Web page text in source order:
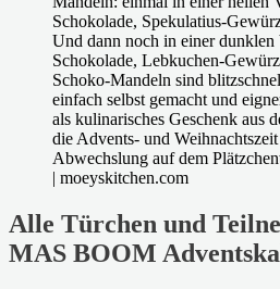
Alle Türchen und
MAS BOOM